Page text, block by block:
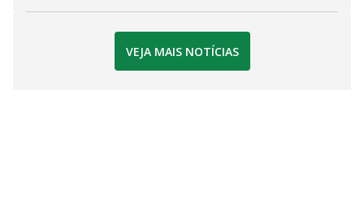
VEJA MAIS NOTÍCIAS